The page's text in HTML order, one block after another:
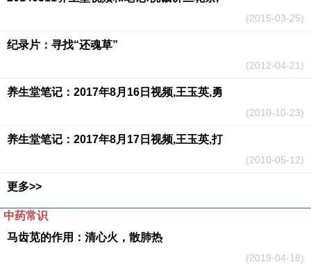
(2015-03-25)
纪录片：寻找“还魂草”
(2012-04-21)
养生堂笔记：2017年8月16日视频,王玉英,勇
(2010-10-23)
养生堂笔记：2017年8月17日视频,王玉英,打
(2010-05-12)
更多>>
中药常识
马齿苋的作用：清心火，散肺热
(2019-04-18)